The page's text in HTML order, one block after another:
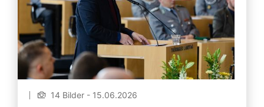
14 Bilder - 15.06.2026